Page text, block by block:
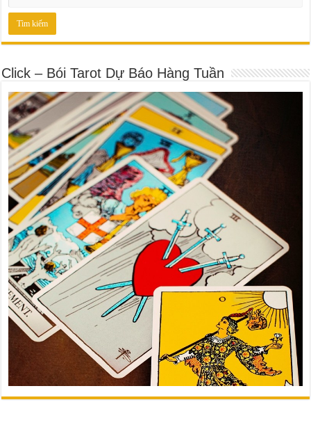
Click – Bói Tarot Dự Báo Hàng Tuần